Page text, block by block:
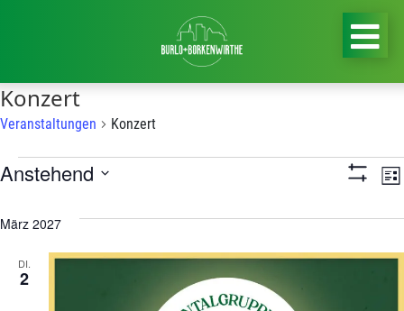
Konzert
Veranstaltungen Konzert
Veranstaltungen
Show
Anstehend
wählen.
März 2027
DI.
2